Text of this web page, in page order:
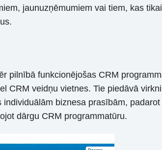
jaunuzņēmumiem vai tiem, kas
pilnībā funkcionējošas CRM
CRM veidņu vietnes. Tie piedāvā
biznesa prasībām,
dārgu CRM programmatūru.